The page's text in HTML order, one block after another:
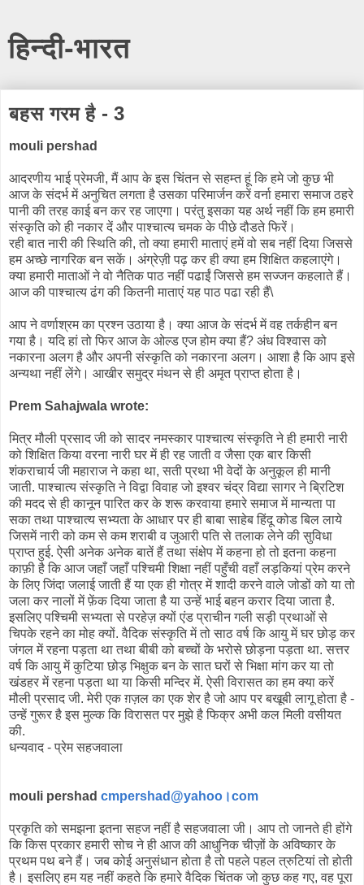
हिन्दी-भारत
बहस गरम है - 3
mouli pershad
आदरणीय भाई प्रेमजी, मैं आप के इस चिंतन से सहम्त हूं कि हमे जो कुछ भी
आज के संदर्भ में अनुचित लगता है उसका परिमार्जन करें वर्ना हमारा समाज ठहरे
पानी की तरह काई बन कर रह जाएगा। परंतु इसका यह अर्थ नहीं कि हम हमारी
संस्कृति को ही नकार दें और पाश्चात्य चमक के पीछे दौडते फिरें।
रही बात नारी की स्थिति की, तो क्या हमारी माताएं हमें वो सब नहीं दिया जिससे
हम अच्छे नागरिक बन सकें। अंग्रेज़ी पढ़ कर ही क्या हम शिक्षित कहलाएंगे।
क्या हमारी माताओं ने वो नैतिक पाठ नहीं पढाईं जिससे हम सज्जन कहलाते हैं।
आज की पाश्चात्य ढंग की कितनी माताएं यह पाठ पढा रही हैं\
आप ने वर्णाश्रम का प्रश्न उठाया है। क्या आज के संदर्भ में वह तर्कहीन बन
गया है। यदि हां तो फिर आज के ओल्ड एज होम क्या हैं? अंध विश्वास को
नकारना अलग है और अपनी संस्कृति को नकारना अलग। आशा है कि आप इसे
अन्यथा नहीं लेंगे। आखीर समुद्र मंथन से ही अमृत प्राप्त होता है।
Prem Sahajwala wrote:
मित्र मौली प्रसाद जी को सादर नमस्कार पाश्चात्य संस्कृति ने ही हमारी नारी
को शिक्षित किया वरना नारी घर में ही रह जाती व जैसा एक बार किसी
शंकराचार्य जी महाराज ने कहा था, सती प्रथा भी वेदों के अनुकूल ही मानी
जाती. पाश्चात्य संस्कृति ने विद्वा विवाह जो इश्वर चंद्र विद्या सागर ने ब्रिटिश
की मदद से ही कानून पारित कर के शरू करवाया हमारे समाज में मान्यता पा
सका तथा पाश्चात्य सभ्यता के आधार पर ही बाबा साहेब हिंदू कोड बिल लाये
जिसमें नारी को कम से कम शराबी व जुआरी पति से तलाक लेने की सुविधा
प्राप्त हुई. ऐसी अनेक अनेक बातें हैं तथा संक्षेप में कहना हो तो इतना कहना
काफ़ी है कि आज जहाँ जहाँ पश्चिमी शिक्षा नहीं पहुँची वहाँ लड़कियां प्रेम करने
के लिए जिंदा जलाई जाती हैं या एक ही गोत्र में शादी करने वाले जोडों को या तो
जला कर नालों में फ़ेंक दिया जाता है या उन्हें भाई बहन करार दिया जाता है.
इसलिए पश्चिमी सभ्यता से परहेज़ क्यों एंड प्राचीन गली सड़ी प्रथाओं से
चिपके रहने का मोह क्यों. वैदिक संस्कृति में तो साठ वर्ष कि आयु में घर छोड़ कर
जंगल में रहना पड़ता था तथा बीबी को बच्चों के भरोसे छोड़ना पड़ता था. सत्तर
वर्ष कि आयु में कुटिया छोड़ भिक्षुक बन के सात घरों से भिक्षा मांग कर या तो
खंडहर में रहना पड़ता था या किसी मन्दिर में. ऐसी विरासत का हम क्या करें
मौली प्रसाद जी. मेरी एक ग़ज़ल का एक शेर है जो आप पर बखूबी लागू होता है -
उन्हें गुरूर है इस मुल्क कि विरासत पर मुझे है फिक्र अभी कल मिली वसीयत
की.
धन्यवाद - प्रेम सहजवाला
mouli pershad cmpershad@yahoo।com
प्रकृति को समझना इतना सहज नहीं है सहजवाला जी। आप तो जानते ही होंगे
कि किस प्रकार हमारी सोच ने ही आज की आधुनिक चीज़ों के अविष्कार के
प्रथम पथ बने हैं। जब कोई अनुसंधान होता है तो पहले पहल त्रुटियां तो होती
है। इसलिए हम यह नहीं कहते कि हमारे वैदिक चिंतक जो कुछ कह गए, वह पूरा